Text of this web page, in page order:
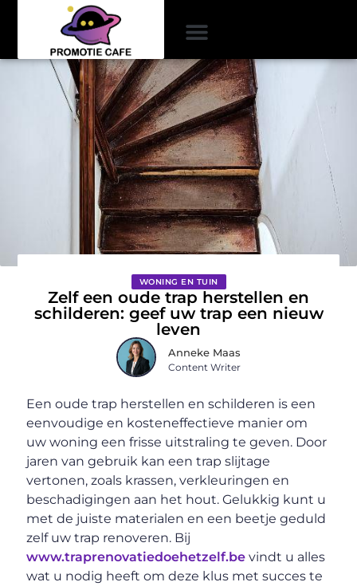
WONING EN TUIN
Zelf een oude trap herstellen en
schilderen: geef uw trap een nieuw
leven
Anneke Maas
Content Writer
Een oude trap herstellen en schilderen is een
eenvoudige en kosteneffectieve manier om
uw woning een frisse uitstraling te geven. Door
jaren van gebruik kan een trap slijtage
vertonen, zoals krassen, verkleuringen en
beschadigingen aan het hout. Gelukkig kunt u
met de juiste materialen en een beetje geduld
zelf uw trap renoveren. Bij
www.traprenovatiedoehetzelf.be vindt u alles
wat u nodig heeft om deze klus met succes te